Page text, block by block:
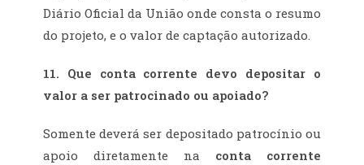
Diário Oficial da União onde consta o resumo
do projeto, e o valor de captação autorizado.
11. Que conta corrente devo depositar o
valor a ser patrocinado ou apoiado?
Somente deverá ser depositado patrocínio ou
apoio diretamente na conta corrente